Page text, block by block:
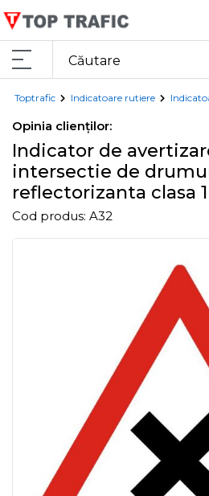
Toptrafic Indicatoare rutiere
Opinia clienților:
Indicator de
intersectie de
reflectorizanta clasa
Cod produs: A32